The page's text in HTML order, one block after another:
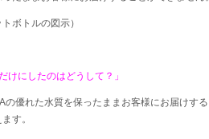
トボトルの図示）
だけにしたのはどうして？」
の優れた水質を保ったままお客様にお届けす
す。